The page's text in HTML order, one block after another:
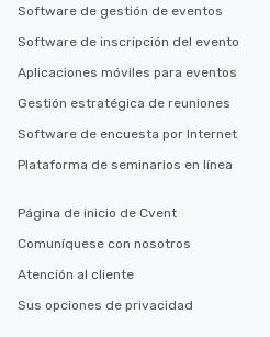
Software de gestión de eventos
Software de inscripción del evento
Aplicaciones móviles para eventos
Gestión estratégica de reuniones
Software de encuesta por Internet
Plataforma de seminarios en línea
Página de inicio de Cvent
Comuníquese con nosotros
Atención al cliente
Sus opciones de privacidad